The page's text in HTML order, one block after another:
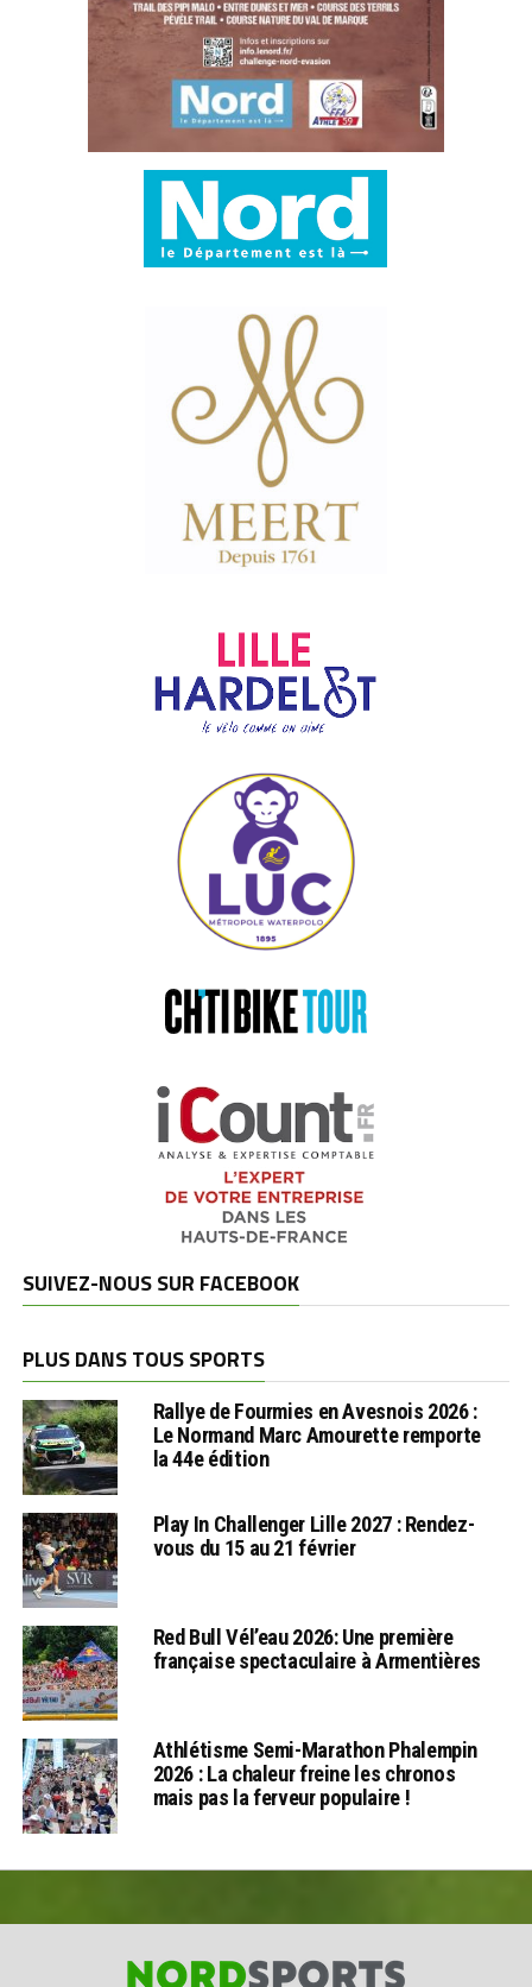
SUIVEZ-NOUS SUR FACEBOOK
PLUS DANS TOUS SPORTS
Rallye de Fourmies en Avesnois 2026 :
Le Normand Marc Amourette remporte
la 44e édition
Play In Challenger Lille 2027 : Rendez-
vous du 15 au 21 février
Red Bull Vél’eau 2026: Une première
française spectaculaire à Armentières
Athlétisme Semi-Marathon Phalempin
2026 : La chaleur freine les chronos
mais pas la ferveur populaire !